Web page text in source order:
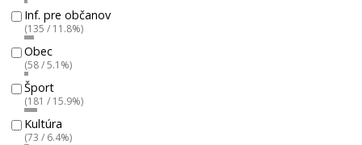
Inf. pre občanov
(135 / 11.8%)
Obec
(58 / 5.1%)
Šport
(181 / 15.9%)
Kultúra
(73 / 6.4%)